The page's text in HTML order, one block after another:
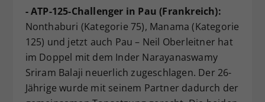
- ATP-125-Challenger in Pau (Frankreich):
Nonthaburi (Kategorie 75), Manama (Kategorie
125) und jetzt auch Pau – Neil Oberleitner hat
im Doppel mit dem Inder Narayanaswamy
Sriram Balaji neuerlich zugeschlagen. Der 26-
Jährige wurde mit seinem Partner dadurch der